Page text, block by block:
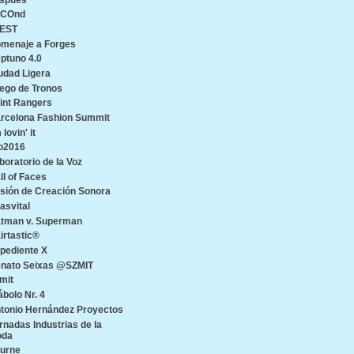
a Forges
4.0
Ligera
de Tronos
Rangers
Fashion Summit
lovin' it
de la Voz
of Faces
de Creación Sonora
v. Superman
X
Seixas @SZMIT
Nr. 4
Hernández Proyectos
Industrias de la